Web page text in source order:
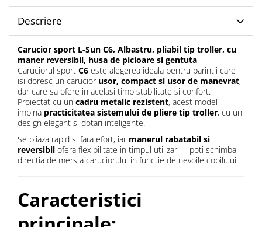
Descriere
Carucior sport L-Sun C6, Albastru, pliabil tip troller, cu
maner reversibil, husa de picioare si gentuta
Caruciorul sport C6 este alegerea ideala pentru parintii care
isi doresc un carucior usor, compact si usor de manevrat,
dar care sa ofere in acelasi timp stabilitate si confort.
Proiectat cu un cadru metalic rezistent, acest model
imbina practicitatea sistemului de pliere tip troller, cu un
design elegant si dotari inteligente.
Se pliaza rapid si fara efort, iar manerul rabatabil si
reversibil ofera flexibilitate in timpul utilizarii – poti schimba
directia de mers a caruciorului in functie de nevoile copilului.
Caracteristici